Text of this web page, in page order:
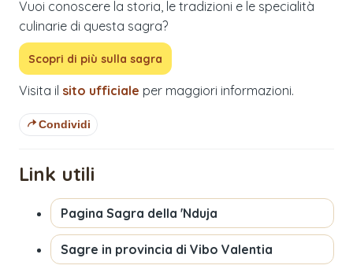
Vuoi conoscere la storia, le tradizioni e le specialità
culinarie di questa sagra?
Scopri di più sulla sagra
Visita il sito ufficiale per maggiori informazioni.
Condividi
Link utili
Pagina Sagra della 'Nduja
Sagre in provincia di Vibo Valentia